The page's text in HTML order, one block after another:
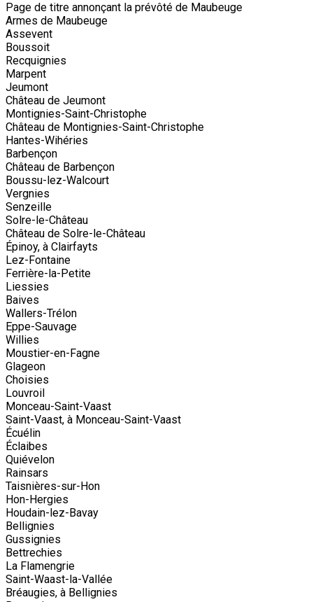
Page de titre annonçant la prévôté de Maubeuge
Armes de Maubeuge
Assevent
Boussoit
Recquignies
Marpent
Jeumont
Château de Jeumont
Montignies-Saint-Christophe
Château de Montignies-Saint-Christophe
Hantes-Wihéries
Barbençon
Château de Barbençon
Boussu-lez-Walcourt
Vergnies
Senzeille
Solre-le-Château
Château de Solre-le-Château
Épinoy, à Clairfayts
Lez-Fontaine
Ferrière-la-Petite
Liessies
Baives
Wallers-Trélon
Eppe-Sauvage
Willies
Moustier-en-Fagne
Glageon
Choisies
Louvroil
Monceau-Saint-Vaast
Saint-Vaast, à Monceau-Saint-Vaast
Écuélin
Éclaibes
Quiévelon
Rainsars
Taisnières-sur-Hon
Hon-Hergies
Houdain-lez-Bavay
Bellignies
Gussignies
Bettrechies
La Flamengrie
Saint-Waast-la-Vallée
Bréaugies, à Bellignies